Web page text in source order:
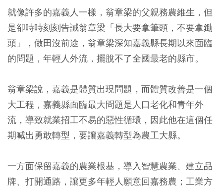
就像許多的嘉義人一樣，翁章梁的父親務農維生，但
是卻時時刻刻告誡翁章梁「長大要拿筆頭，不要拿鋤
頭」，做田沒前途，翁章梁深知嘉義縣長期以來面臨
的問題，年輕人外流，擺脫不了全國最老的縣市。
翁章梁說，嘉義是體質出現問題，而體質改善是一個
大工程，嘉義縣面臨最大問題是人口老化和青年外
流，導致就業招工不易的惡性循環，因此他在這個任
期喊出勇敢轉型，要讓嘉義轉型為農工大縣。
一方面保留嘉義的農業根基，導入智慧農業、建立品
牌、打開通路，讓更多年輕人願意回嘉務農；工業方